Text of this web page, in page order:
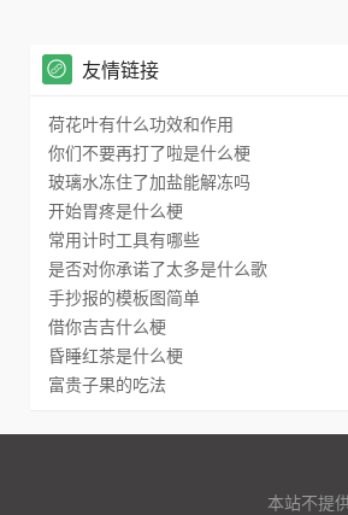
友情链接
荷花叶有什么功效和作用
你们不要再打了啦是什么梗
玻璃水冻住了加盐能解冻吗
开始胃疼是什么梗
常用计时工具有哪些
是否对你承诺了太多是什么歌
手抄报的模板图简单
借你吉吉什么梗
昏睡红茶是什么梗
富贵子果的吃法
本站不提